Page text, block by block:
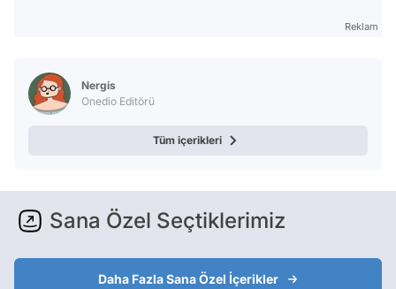
Reklam
Nergis
Onedio Editörü
Tüm içerikleri
Sana Özel Seçtiklerimiz
Daha Fazla Sana Özel İçerikler